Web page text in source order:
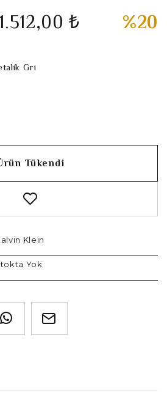
₺ %20
Gri
Tükendi
Klein
Yok